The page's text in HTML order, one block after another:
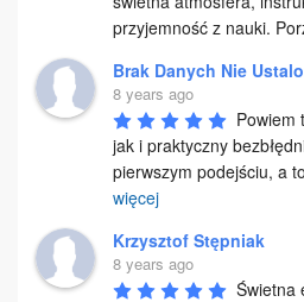
przyjemność z nauki.
Brak Danych Nie
8 years ago
Powiem
jak i praktyczny
pierwszym podejściu, a
więcej
Krzysztof Stępniak
8 years ago
Świetna